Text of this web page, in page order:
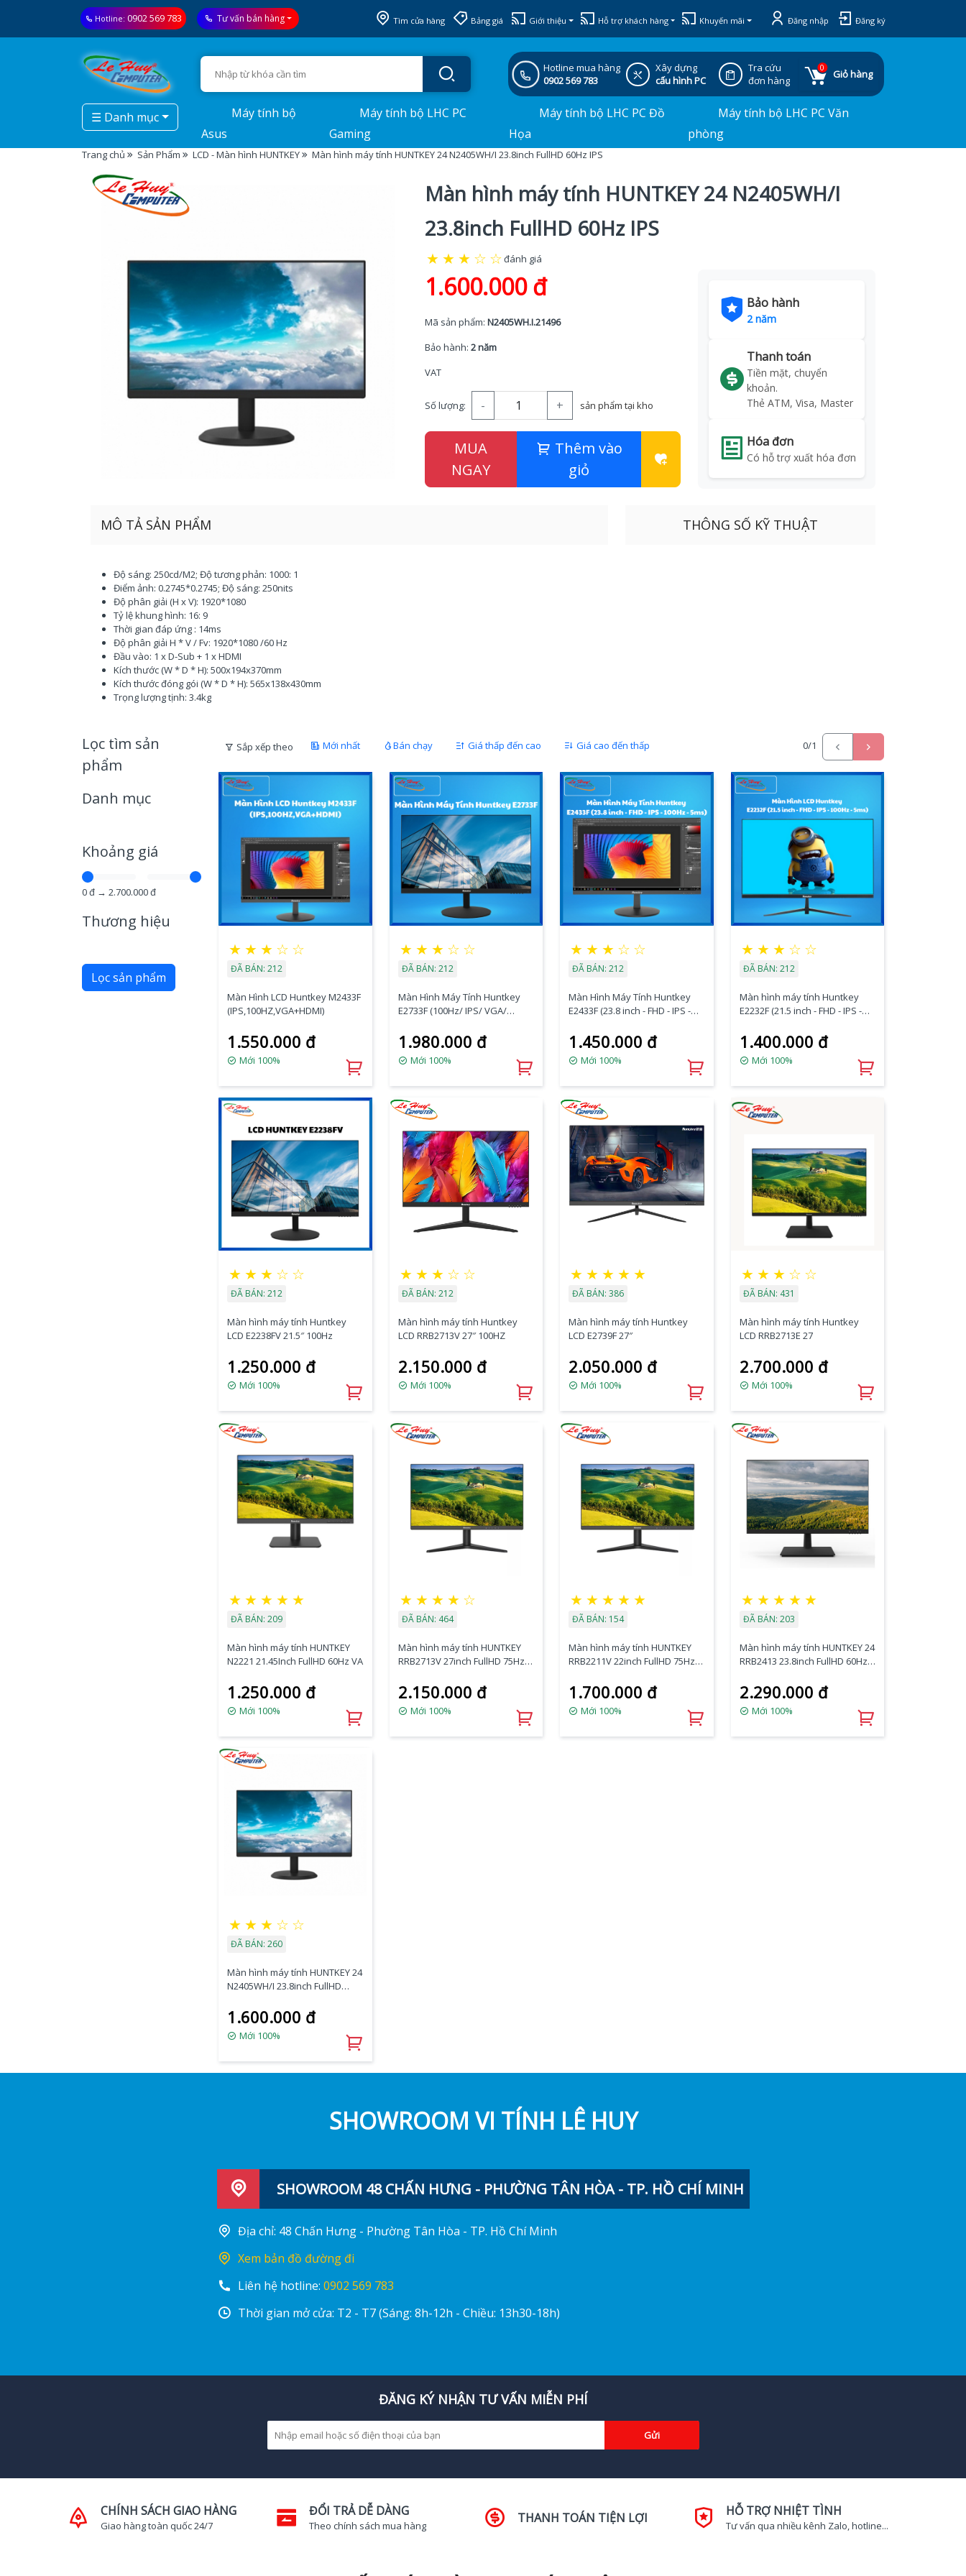
Hotline: 0902 569 783 Tư vấn bán hàng Tìm cửa hàng Bảng giá Giới thiệu Hỗ trợ khách hàng Khuyến mãi Đăng nhập Đăng ký
Hotline mua hàng
0902 569 783
Xây dựng
cấu hình PC
Tra cứu
đơn hàng
0
Giỏ hàng
☰ Danh mục
Máy tính bộ
Asus
Máy tính bộ LHC PC
Gaming
Máy tính bộ LHC PC Đồ
Họa
Máy tính bộ LHC PC Văn
phòng
Trang chủ Sản Phẩm LCD - Màn hình HUNTKEY Màn hình máy tính HUNTKEY 24 N2405WH/I 23.8inch FullHD 60Hz IPS
Màn hình máy tính HUNTKEY 24 N2405WH/I
23.8inch FullHD 60Hz IPS
★ ★ ★ ☆ ☆đánh giá
1.600.000 đ
Mã sản phẩm: N2405WH.I.21496
Bảo hành: 2 năm
VAT
Số lượng: - + sản phẩm tại kho
MUA
NGAY
Thêm vào
giỏ
Bảo hành
2 năm
Thanh toán
Tiền mặt, chuyển
khoản.
Thẻ ATM, Visa, Master
Hóa đơn
Có hỗ trợ xuất hóa đơn
MÔ TẢ SẢN PHẨM
Độ sáng: 250cd/M2; Độ tương phản: 1000: 1
Điểm ảnh: 0.2745*0.2745; Độ sáng: 250nits
Độ phân giải (H x V): 1920*1080
Tỷ lệ khung hình: 16: 9
Thời gian đáp ứng : 14ms
Độ phân giải H * V / Fv: 1920*1080 /60 Hz
Đầu vào: 1 x D-Sub + 1 x HDMI
Kích thước (W * D * H): 500x194x370mm
Kích thước đóng gói (W * D * H): 565x138x430mm
Trọng lượng tịnh: 3.4kg
THÔNG SỐ KỸ THUẬT
Lọc tìm sản
phẩm
Danh mục
Khoảng giá
0đ → 2.700.000đ
Thương hiệu
Lọc sản phẩm
Sắp xếp theo Mới nhất Bán chạy Giá thấp đến cao Giá cao đến thấp 0/1
★ ★ ★ ☆ ☆
ĐÃ BÁN: 212
Màn Hình LCD Huntkey M2433F
(IPS,100HZ,VGA+HDMI)
1.550.000 đ
Mới 100%
★ ★ ★ ☆ ☆
ĐÃ BÁN: 212
Màn Hình Máy Tính Huntkey
E2733F (100Hz/ IPS/ VGA/
1.980.000 đ
Mới 100%
★ ★ ★ ☆ ☆
ĐÃ BÁN: 212
Màn Hình Máy Tính Huntkey
E2433F (23.8 inch - FHD - IPS -
1.450.000 đ
Mới 100%
★ ★ ★ ☆ ☆
ĐÃ BÁN: 212
Màn hình máy tính Huntkey
E2232F (21.5 inch - FHD - IPS -
1.400.000 đ
Mới 100%
★ ★ ★ ☆ ☆
ĐÃ BÁN: 212
Màn hình máy tính Huntkey
LCD E2238FV 21.5″ 100Hz
1.250.000 đ
Mới 100%
★ ★ ★ ☆ ☆
ĐÃ BÁN: 212
Màn hình máy tính Huntkey
LCD RRB2713V 27″ 100HZ
2.150.000 đ
Mới 100%
★ ★ ★ ★ ★
ĐÃ BÁN: 386
Màn hình máy tính Huntkey
LCD E2739F 27″
2.050.000 đ
Mới 100%
★ ★ ★ ☆ ☆
ĐÃ BÁN: 431
Màn hình máy tính Huntkey
LCD RRB2713E 27
2.700.000 đ
Mới 100%
★ ★ ★ ★ ★
ĐÃ BÁN: 209
Màn hình máy tính HUNTKEY
N2221 21.45Inch FullHD 60Hz VA
1.250.000 đ
Mới 100%
★ ★ ★ ★ ☆
ĐÃ BÁN: 464
Màn hình máy tính HUNTKEY
RRB2713V 27inch FullHD 75Hz
2.150.000 đ
Mới 100%
★ ★ ★ ★ ★
ĐÃ BÁN: 154
Màn hình máy tính HUNTKEY
RRB2211V 22inch FullHD 75Hz
1.700.000 đ
Mới 100%
★ ★ ★ ★ ★
ĐÃ BÁN: 203
Màn hình máy tính HUNTKEY 24
RRB2413 23.8inch FullHD 60Hz
2.290.000 đ
Mới 100%
★ ★ ★ ☆ ☆
ĐÃ BÁN: 260
Màn hình máy tính HUNTKEY 24
N2405WH/I 23.8inch FullHD
1.600.000 đ
Mới 100%
SHOWROOM VI TÍNH LÊ HUY
SHOWROOM 48 CHẤN HƯNG - PHƯỜNG TÂN HÒA - TP. HỒ CHÍ MINH
Địa chỉ: 48 Chấn Hưng - Phường Tân Hòa - TP. Hồ Chí Minh
Xem bản đồ đường đi
Liên hệ hotline: 0902 569 783
Thời gian mở cửa: T2 - T7 (Sáng: 8h-12h - Chiều: 13h30-18h)
ĐĂNG KÝ NHẬN TƯ VẤN MIỄN PHÍ
Gửi
CHÍNH SÁCH GIAO HÀNG
Giao hàng toàn quốc 24/7
ĐỔI TRẢ DỄ DÀNG
Theo chính sách mua hàng
THANH TOÁN TIỆN LỢI HỖ TRỢ NHIỆT TÌNH
Tư vấn qua nhiều kênh Zalo, hotline...